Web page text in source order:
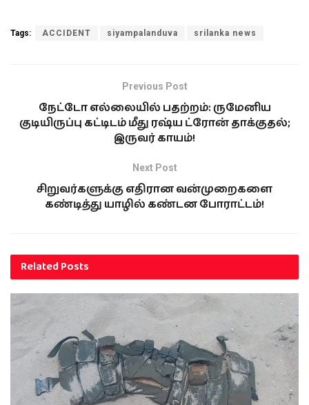
Tags: ACCIDENT siyampalanduva srilanka news
Previous Post
நேட்டோ எல்லையில் பதற்றம்: ருமேனிய
குடியிருப்பு கட்டிடம் மீது ரஷ்ய ட்ரோன் தாக்குதல்;
இருவர் காயம்!
Next Post
சிறுவர்களுக்கு எதிரான வன்முறைகளை
கண்டித்து யாழில் கண்டன போராட்டம்!
RelatedPosts